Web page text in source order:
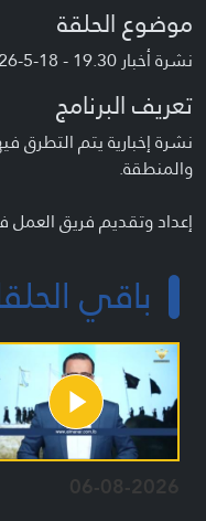
موضوع الحلقة
نشرة أخبار 19.30 - 18-5-2026
تعريف البرنامج
نشرة إخبارية يتم التطرق
والمنطقة.
إعداد وتقديم فريق العمل
باقي
06-08-2026